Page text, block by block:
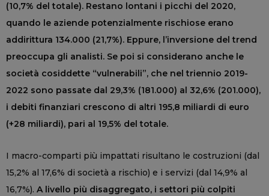
(10,7% del totale). Restano lontani i picchi del 2020,
quando le aziende potenzialmente rischiose erano
addirittura 134.000 (21,7%). Eppure, l’inversione del trend
preoccupa gli analisti. Se poi si considerano anche le
società cosiddette “vulnerabili”, che nel triennio 2019-
2022 sono passate dal 29,3% (181.000) al 32,6% (201.000),
i debiti finanziari crescono di altri 195,8 miliardi di euro
(+28 miliardi), pari al 19,5% del totale.
I macro-comparti più impattati risultano le costruzioni (dal
15,2% al 17,6% di società a rischio) e i servizi (dal 14,9% al
16,7%). A livello più disaggregato, i settori più colpiti